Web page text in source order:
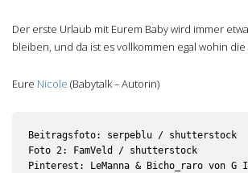
Der erste Urlaub mit Eurem Baby wird immer
bleiben, und da ist es vollkommen egal wohin die
Eure Nicole (Babytalk – Autorin)
Beitragsfoto: serpeblu / shutterstock
Foto 2: FamVeld / shutterstock
Pinterest: LeManna & Bicho_raro von G